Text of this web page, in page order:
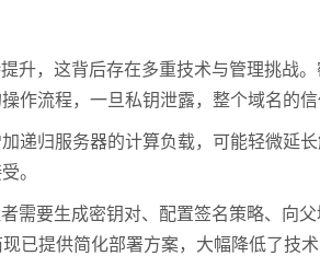
升，这背后存在多重技术与管理挑战。
作流程，一旦私钥泄露，整个域名的信
递归服务器的计算负载，可能轻微延长
。
需要生成密钥对、配置签名策略、向父
已提供简化部署方案，大幅降低了技术